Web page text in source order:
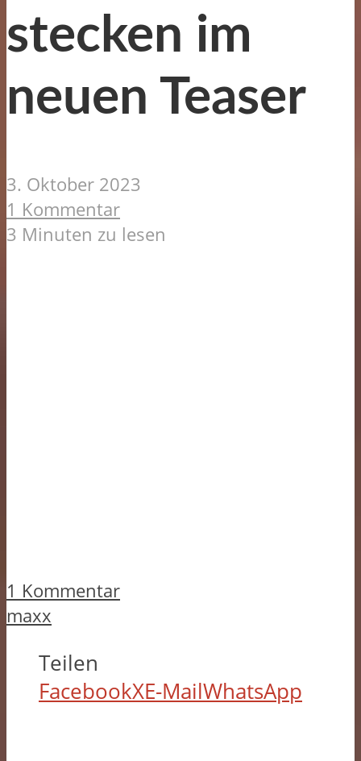
stecken im
neuen Teaser
3. Oktober 2023
1 Kommentar
3 Minuten zu lesen
1 Kommentar
maxx
Teilen
FacebookXE-MailWhatsApp